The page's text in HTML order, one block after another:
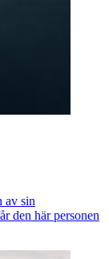
av sin
den här personen